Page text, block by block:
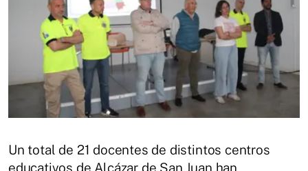
Un total de 21 docentes de distintos centros
educativos de Alcázar de San Juan han